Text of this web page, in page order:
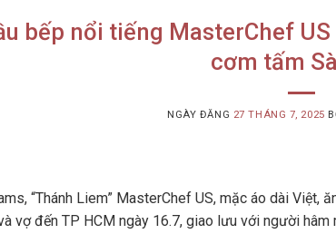
bếp nổi tiếng MasterChef
cơm tấm
NGÀY ĐĂNG 27 THÁNG 7, 2025
“Thánh Liem” MasterChef US, mặc áo dài Việt,
vợ đến TP HCM ngày 16.7, giao lưu với người